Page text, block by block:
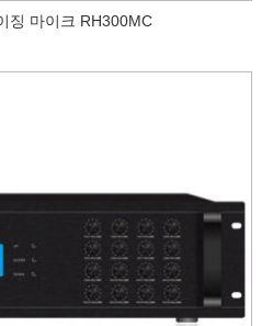
징 마이크 RH300MC